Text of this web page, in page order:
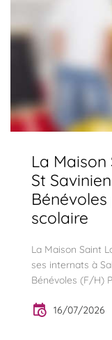
La
St
scolaire
La Maison Saint
ses internats à
Bénévoles (F/H)
16/07/2026